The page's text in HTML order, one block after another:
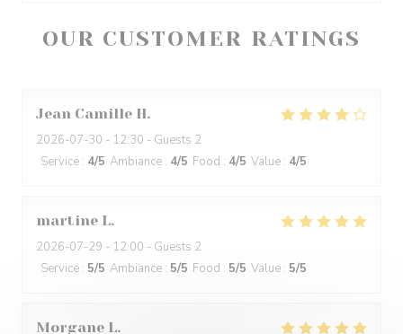
OUR CUSTOMER RATINGS
Jean Camille H
2026-07-30 - 12:30 - Guests 2
Service : 4/5 Ambiance : 4/5 Food : 4/5 Value : 4/5
martine L
2026-07-29 - 12:00 - Guests 2
Service : 5/5 Ambiance : 5/5 Food : 5/5 Value : 5/5
Morgane L